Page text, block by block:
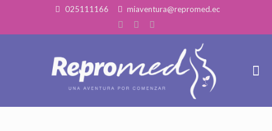
025111166 miaventura@repromed.ec